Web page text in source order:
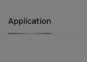
Application